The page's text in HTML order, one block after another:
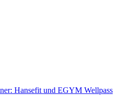
Hansefit und EGYM Wellpass